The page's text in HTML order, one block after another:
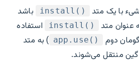
با یک متد
install()‎
باشد
عنوان متد
install()‎
استفاده
دوم
app.use()‎ ) به متد
منتقل می‌شوند.